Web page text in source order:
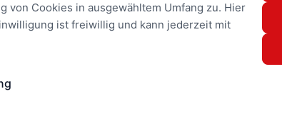
von Cookies in ausgewähltem Umfang zu. Hier
ist freiwillig und kann jederzeit mit